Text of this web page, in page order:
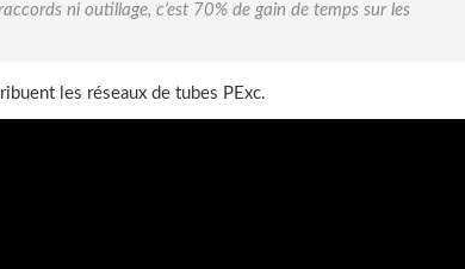
ni outillage, c’est 70% de gain de temps sur les
les réseaux de tubes PExc.